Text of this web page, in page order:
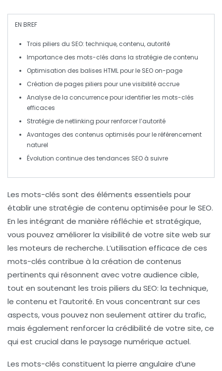
EN BREF
Trois piliers du SEO: technique, contenu, autorité
Importance des mots-clés dans la stratégie de contenu
Optimisation des balises HTMLpour le SEO on-page
Création depages piliers pour une visibilité accrue
Analyse de la concurrence pour identifier les mots-clés
efficaces
Stratégie de netlinking pour renforcer l’autorité
Avantages des contenus optimisés pour le référencement
naturel
Évolution continue des tendances SEO à suivre
Les mots-clés sont des éléments essentiels pour
établir une stratégie de contenu optimisée pour le SEO.
En les intégrant de manière réfléchie et stratégique,
vous pouvez améliorer la visibilité de votre site web sur
les moteurs de recherche. L’utilisation efficace de ces
mots-clés contribue à la création de contenus
pertinents qui résonnent avec votre audience cible,
tout en soutenant les trois piliers du SEO: la technique,
le contenu et l’autorité. En vous concentrant sur ces
aspects, vous pouvez non seulement attirer du trafic,
mais également renforcer la crédibilité de votre site, ce
qui est crucial dans le paysage numérique actuel.
Les mots-clés constituent la pierre angulaire d’une